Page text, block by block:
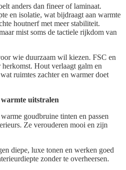
anders dan fineer of laminaat.
en isolatie, wat bijdraagt aan warmte
houtnerf met meer stabiliteit.
mist soms de tactiele rijkdom van
wie duurzaam wil kiezen. FSC en
Hout verlaagt galm en
ruimtes zachter en warmer doet
uitstralen
goudbruine tinten en passen
Ze verouderen mooi en zijn
diepe, luxe tonen en werken goed
zonder te overheersen.